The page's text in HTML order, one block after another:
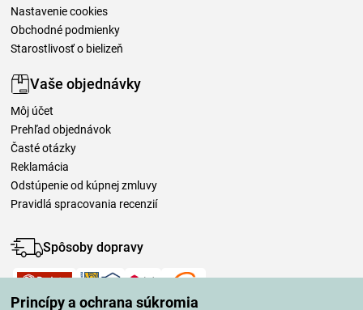
Princípy a ochrana súkromia
Nastavenie cookies
Obchodné podmienky
Starostlivosť o bielizeň
Vaše objednávky
Môj účet
Prehľad objednávok
Časté otázky
Reklamácia
Odstúpenie od kúpnej zmluvy
Pravidlá spracovania recenzií
Spôsoby dopravy
Spôsoby platby